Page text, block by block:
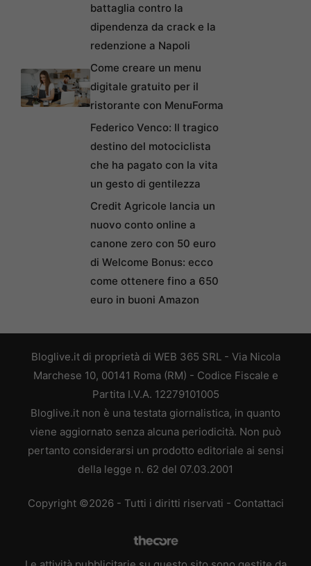
battaglia contro la
dipendenza da crack e la
redenzione a Napoli
Come creare un menu
digitale gratuito per il
ristorante con MenuForma
Federico Venco: Il tragico
destino del motociclista
che ha pagato con la vita
un gesto di gentilezza
Credit Agricole lancia un
nuovo conto online a
canone zero con 50 euro
di Welcome Bonus: ecco
come ottenere fino a 650
euro in buoni Amazon
Bloglive.it di proprietà di WEB 365 SRL - Via Nicola
Marchese 10, 00141 Roma (RM) - Codice Fiscale e
Partita I.V.A. 12279101005
Bloglive.it non è una testata giornalistica, in quanto
viene aggiornato senza alcuna periodicità. Non può
pertanto considerarsi un prodotto editoriale ai sensi
della legge n. 62 del 07.03.2001
Copyright ©2026 - Tutti i diritti riservati - Contattaci